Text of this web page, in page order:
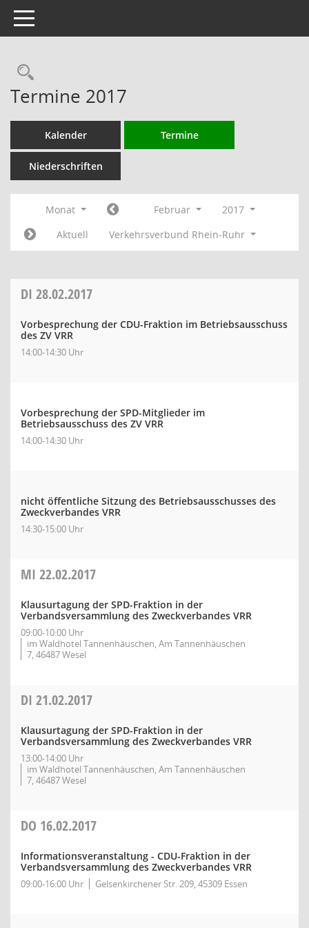
Toggle navigation
Rechercheauswahl
Termine 2017
Kalender Termine
Niederschriften
Monat Februar
2017
Aktuell
Verkehrsverbund Rhein-Ruhr
DI 28.02.2017
Vorbesprechung der CDU-Fraktion im Betriebsausschuss
des ZV VRR
14:00-14:30 Uhr
Vorbesprechung der SPD-Mitglieder im
Betriebsausschuss des ZV VRR
14:00-14:30 Uhr
nicht öffentliche Sitzung des Betriebsausschusses des
Zweckverbandes VRR
14:30-15:00 Uhr
MI 22.02.2017
Klausurtagung der SPD-Fraktion in der
Verbandsversammlung des Zweckverbandes VRR
09:00-10:00 Uhr
im Waldhotel Tannenhäuschen, Am Tannenhäuschen
7, 46487 Wesel
DI 21.02.2017
Klausurtagung der SPD-Fraktion in der
Verbandsversammlung des Zweckverbandes VRR
13:00-14:00 Uhr
im Waldhotel Tannenhäuschen, Am Tannenhäuschen
7, 46487 Wesel
DO 16.02.2017
Informationsveranstaltung - CDU-Fraktion in der
Verbandsversammlung des Zweckverbandes VRR
09:00-16:00 Uhr Gelsenkirchener Str. 209, 45309 Essen